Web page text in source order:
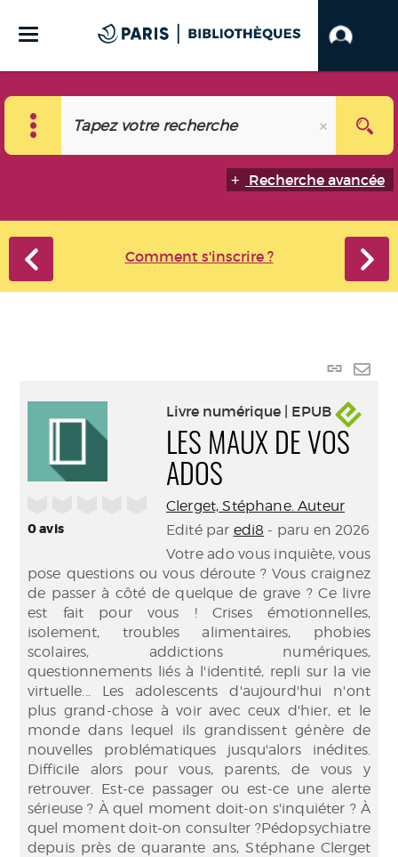
Recherche avancée
Comment s'inscrire ?
Lien
0avis
Livre numérique | EPUB
LES MAUX DE VOS
ADOS
Clerget, Stéphane. Auteur
Edité par edi8 - paru en 2026
Votre ado vous inquiète, vous
pose questions ou vous déroute ? Vous craignez
de passer à côté de quelque de grave ? Ce livre
est fait pour vous ! Crises émotionnelles,
isolement, troubles alimentaires, phobies
scolaires, addictions numériques,
questionnements liés à l'identité, repli sur la vie
virtuelle... Les adolescents d'aujourd'hui n'ont
plus grand-chose à voir avec ceux d'hier, et le
monde dans lequel ils grandissent génère de
nouvelles problématiques jusqu'alors inédites.
Difficile alors pour vous, parents, de vous y
retrouver. Est-ce passager ou est-ce une alerte
sérieuse ? À quel moment doit-on s'inquiéter ? À
quel moment doit-on consulter ?Pédopsychiatre
depuis près de quarante ans, Stéphane Clerget